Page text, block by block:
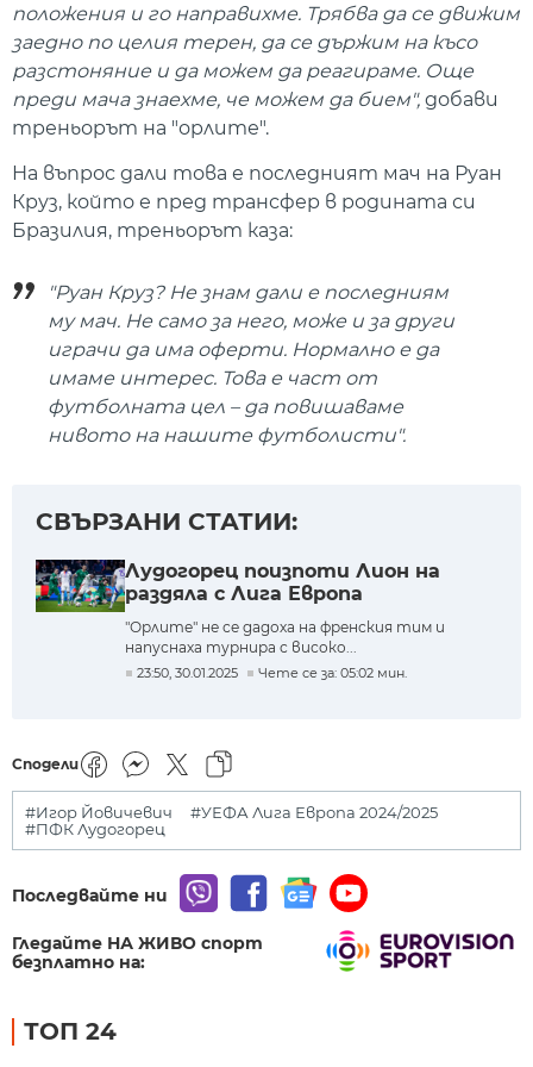
положения и го направихме. Трябва да се движим
заедно по целия терен, да се държим на късо
разстоняние и да можем да реагираме. Още
преди мача знаехме, че можем да бием", добави
треньорът на "орлите".
На въпрос дали това е последният мач на Руан
Круз, който е пред трансфер в родината си
Бразилия, треньорът каза:
"Руан Круз? Не знам дали е последниям
му мач. Не само за него, може и за други
играчи да има оферти. Нормално е да
имаме интерес. Това е част от
футболната цел – да повишаваме
нивото на нашите футболисти".
СВЪРЗАНИ СТАТИИ:
Лудогорец поизпоти Лион на
раздяла с Лига Европа
"Орлите" не се дадоха на френския тим и
напуснаха турнира с високо...
23:50, 30.01.2025 Чете се за: 05:02 мин.
Сподели
#Игор Йовичевич
#УЕФА Лига Европа 2024/2025
#ПФК Лудогорец
Последвайте ни
Гледайте НА ЖИВО спорт
безплатно на:
ТОП 24